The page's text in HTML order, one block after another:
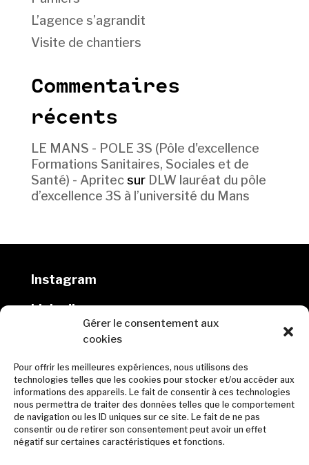
Gérer le consentement aux
cookies
Pour offrir les meilleures expériences, nous utilisons des
technologies telles que les cookies pour stocker et/ou accéder aux
informations des appareils. Le fait de consentir à ces technologies
nous permettra de traiter des données telles que le comportement
de navigation ou les ID uniques sur ce site. Le fait de ne pas
consentir ou de retirer son consentement peut avoir un effet
négatif sur certaines caractéristiques et fonctions.
L’agence s’agrandit
Visite de chantiers
Commentaires
récents
LE MANS - POLE 3S (Pôle d'excellence
Formations Sanitaires, Sociales et de
Santé) - Apritecsur DLW lauréat du pôle
d’excellence 3S à l’université du Mans
Instagram
Linkedin
10 rue Marmontel, 44000 Nantes
02 40 69 00 65
contact@dlw-architectes.fr